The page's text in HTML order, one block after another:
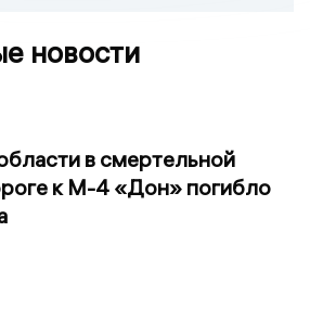
новости
в смертельной
к М-4 «Дон» погибло